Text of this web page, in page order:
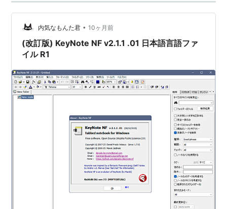
内気なもんた君 • 10ヶ月前
(改訂版) KeyNote NF v2.1.1 .01 日本語言語ファ
イル R1